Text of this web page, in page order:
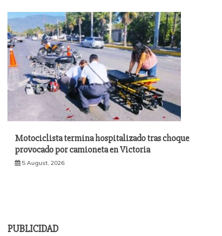
Motociclista termina hospitalizado tras choque
provocado por camioneta en Victoria
5 August, 2026
PUBLICIDAD